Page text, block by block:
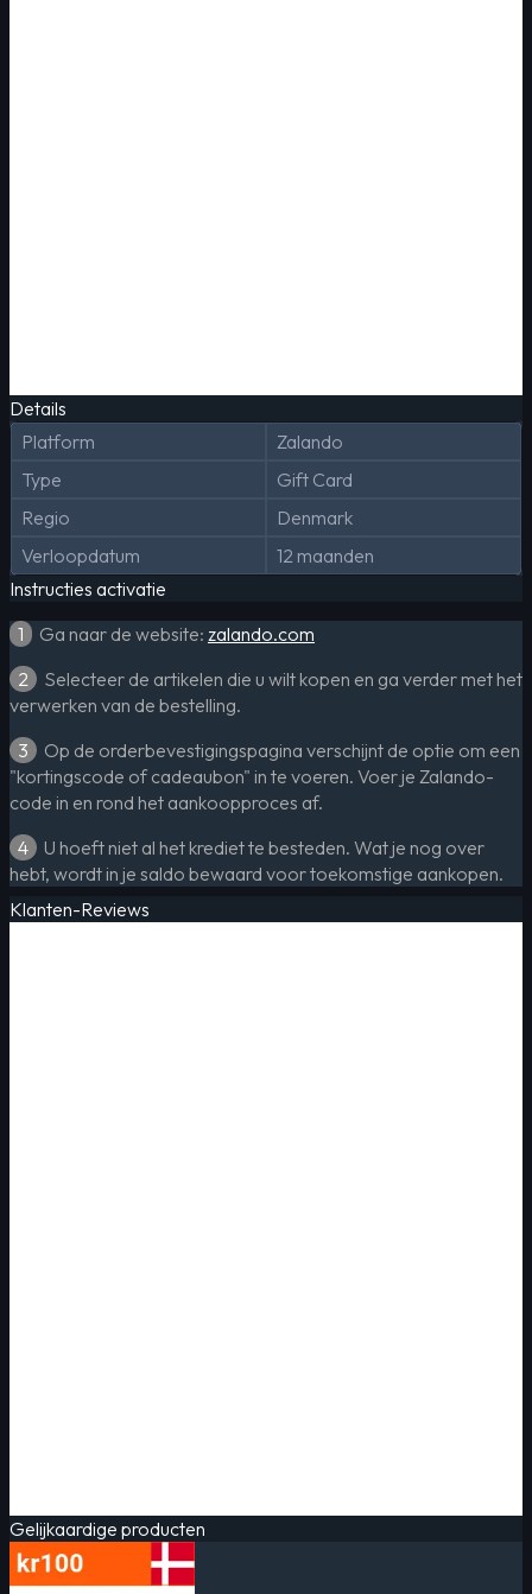
Details
Platform
Zalando
Type
Gift Card
Regio
Denmark
Verloopdatum
12 maanden
Instructies activatie
1
Ga naar de website: zalando.com
2
Selecteer de artikelen die u wilt kopen en ga verder met het
verwerken van de bestelling.
3
Op de orderbevestigingspagina verschijnt de optie om een
​​"kortingscode of cadeaubon" in te voeren. Voer je Zalando-
code in en rond het aankoopproces af.
4
U hoeft niet al het krediet te besteden. Wat je nog over
hebt, wordt in je saldo bewaard voor toekomstige aankopen.
Klanten-Reviews
Gelijkaardige producten